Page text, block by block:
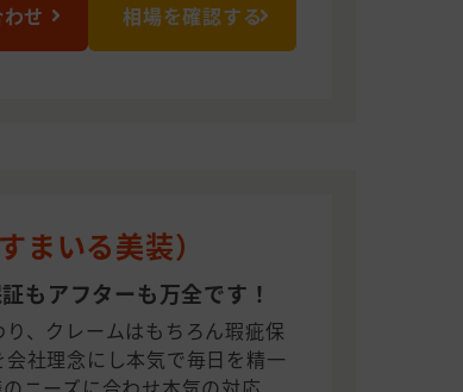
せ 相場を確認する
まいる美装）
もアフターも万全です！
、クレームはもちろん瑕疵保
社理念にし本気で毎日を精一